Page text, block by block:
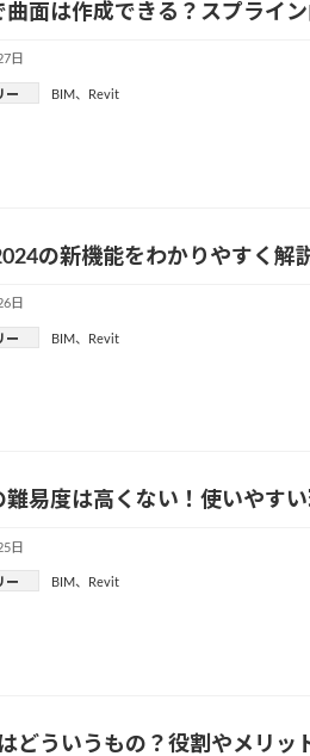
曲面は作成できる？スプライ
日
ー BIM、 Revit
の新機能をわかりやすく解
日
ー BIM、 Revit
難易度は高くない！使いやす
日
ー BIM、 Revit
どういうもの？役割やメリッ